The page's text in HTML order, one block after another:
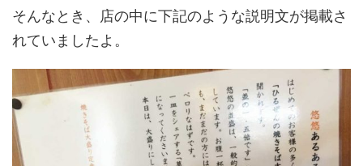
そんなとき、店の中に下記のような説明文が掲載さ
れていましたよ。